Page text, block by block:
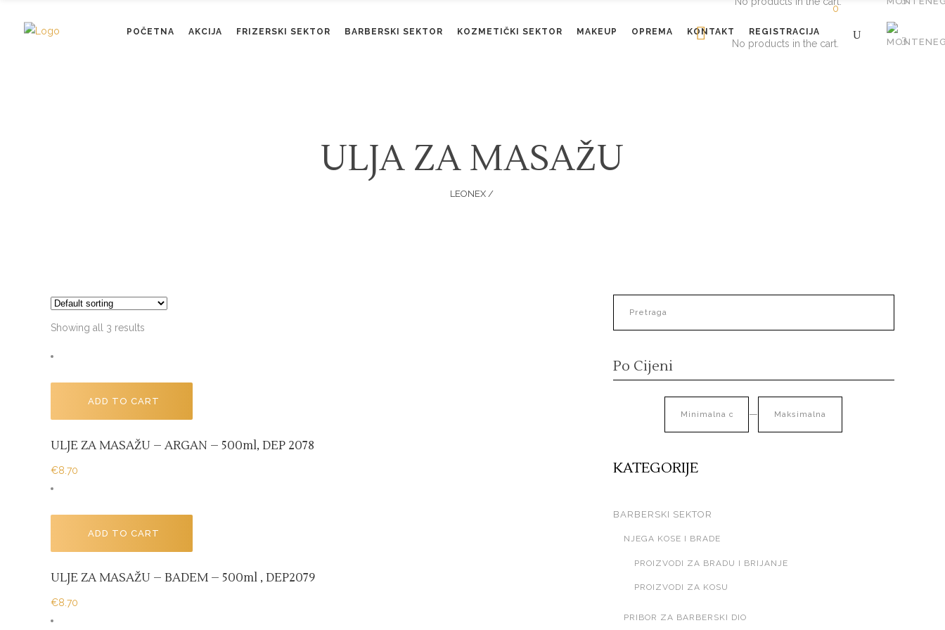
POČETNA AKCIJA FRIZERSKI SEKTOR BARBERSKI SEKTOR KOZMETIČKI SEKTOR MAKEUP OPREMA KONTAKT REGISTRACIJA
0
No products in the cart.
ULJA ZA MASAŽU
LEONEX/
Showing all 3 results
ADD TO CART
ULJE ZA MASAŽU – ARGAN – 500ml, DEP 2078
€8.70
ADD TO CART
ULJE ZA MASAŽU – BADEM – 500ml , DEP2079
€8.70
Po Cijeni
—
KATEGORIJE
BARBERSKI SEKTOR
NJEGA KOSE I BRADE
PROIZVODI ZA BRADU I BRIJANJE
PROIZVODI ZA KOSU
PRIBOR ZA BARBERSKI DIO